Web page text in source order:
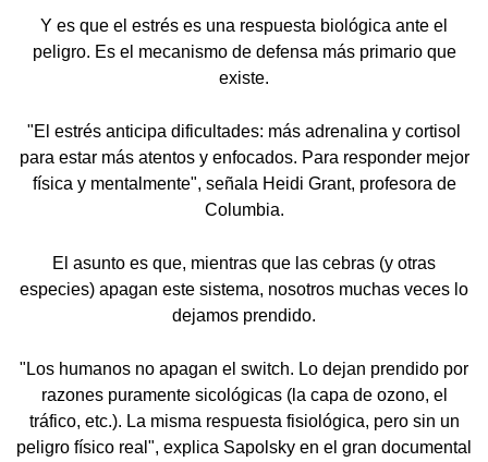
Y es que el estrés es una respuesta biológica ante el
peligro. Es el mecanismo de defensa más primario que
existe.
"El estrés anticipa dificultades: más adrenalina y cortisol
para estar más atentos y enfocados. Para responder mejor
física y mentalmente", señala Heidi Grant, profesora de
Columbia.
El asunto es que, mientras que las cebras (y otras
especies) apagan este sistema, nosotros muchas veces lo
dejamos prendido.
"Los humanos no apagan el switch. Lo dejan prendido por
razones puramente sicológicas (la capa de ozono, el
tráfico, etc.). La misma respuesta fisiológica, pero sin un
peligro físico real", explica Sapolsky en el gran documental